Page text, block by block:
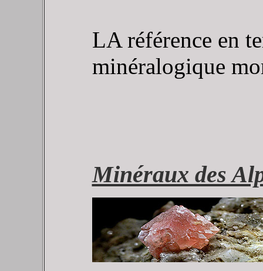
LA référence en
minéralogique
Minéraux des